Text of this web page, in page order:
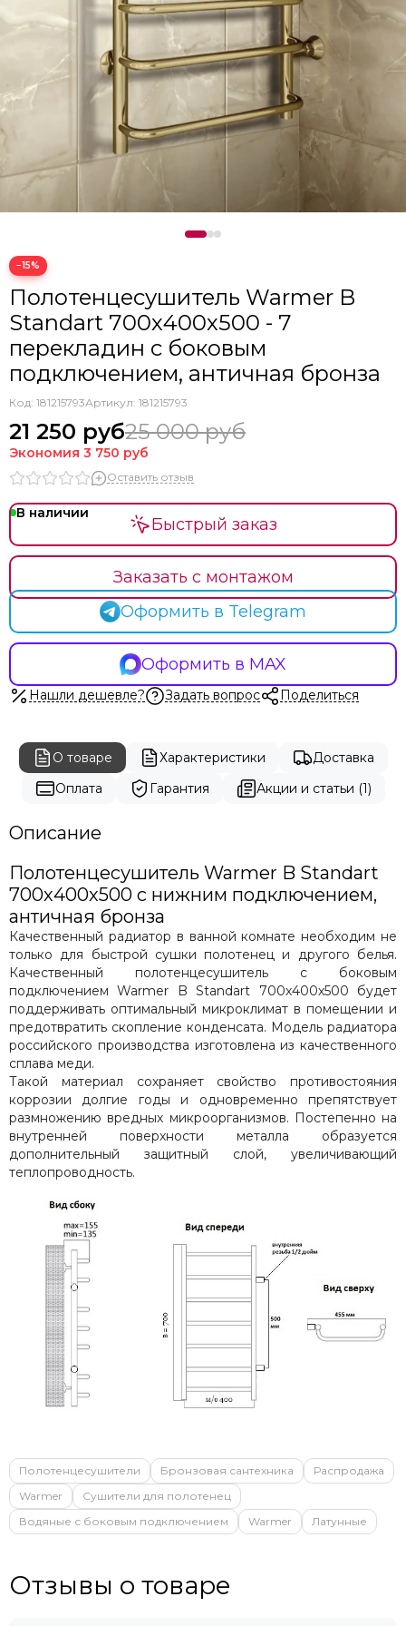
Кнопки инсталляции
С краном для питьевой воды
Смесители на 3 отверстия
Дозаторы для моек
−15%
Полотенцесушитель Warmer B
Standart 700х400х500 - 7
перекладин с боковым
подключением, античная бронза
Код: 181215793Артикул: 181215793
21 250 руб25 000 руб
Экономия 3 750 руб
Оставить отзыв
В наличии
Быстрый заказ
Заказать с монтажом
Оформить в Telegram
Оформить в MAX
Нашли дешевле? Задать вопрос Поделиться
О товаре Характеристики
Доставка
Оплата
Гарантия Акции и статьи (1)
Описание
Полотенцесушитель Warmer B Standart
700х400х500 с нижним подключением,
античная бронза
Качественный радиатор в ванной комнате необходим не
только для быстрой сушки полотенец и другого белья.
Качественный полотенцесушитель с боковым
подключением Warmer B Standart 700х400х500 будет
поддерживать оптимальный микроклимат в помещении и
предотвратить скопление конденсата. Модель радиатора
российского производства изготовлена из качественного
сплава меди.
Такой материал сохраняет свойство противостояния
коррозии долгие годы и одновременно препятствует
размножению вредных микроорганизмов. Постепенно на
внутренней поверхности металла образуется
дополнительный защитный слой, увеличивающий
теплопроводность.
Полотенцесушители Бронзовая сантехника
Распродажа
Warmer
Сушители для полотенец
Водяные с боковым подключением
Warmer Латунные
Отзывы о товаре